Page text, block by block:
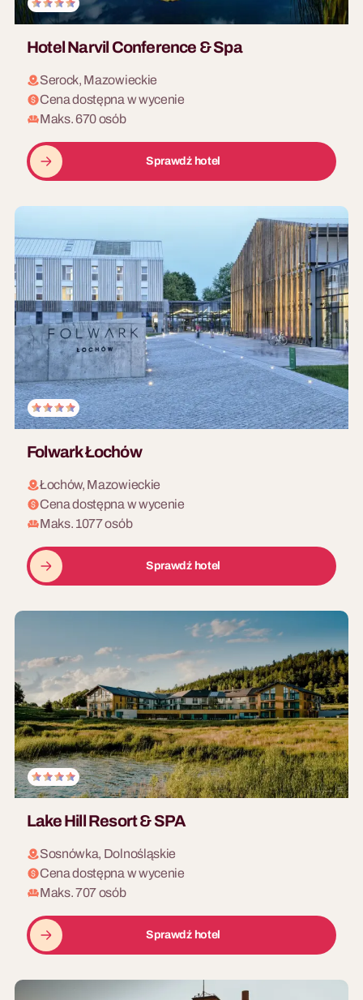
Hotel Narvil Conference & Spa
Serock, Mazowieckie
Cena dostępna w wycenie
Maks. 670 osób
Sprawdź hotel
Folwark Łochów
Łochów, Mazowieckie
Cena dostępna w wycenie
Maks. 1077 osób
Sprawdź hotel
Lake Hill Resort & SPA
Sosnówka, Dolnośląskie
Cena dostępna w wycenie
Maks. 707 osób
Sprawdź hotel